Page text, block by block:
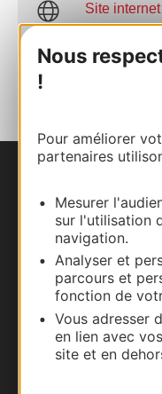
Nous
!
Pour améliorer
partenaires
Mesurer
sur l'utilisation
navigation.
Analyser et
parcours et
fonction de
Vous adresser
en lien avec
site et en
Site internet
AJOUTER
Carte